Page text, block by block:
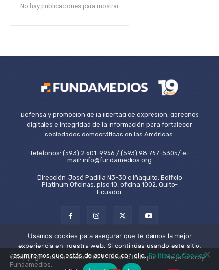
No hay publicaciones para mostrar
Defensa y promoción de la libertad de expresión, derechos
digitales e integridad de la información para fortalecer
sociedades democráticas en las Américas.
Teléfonos: (593) 2 601-9956 / (593) 98 767-5305/ e-
mail: info@fundamedios.org
Dirección: José Padilla N3-30 e Iñaquito, Edificio
Platinum Oficinas, piso 10, oficina 1002. Quito-
Ecuador
©Copyright Fundamedios 2021. Desarrollado por El Megáfono by
Fundamedios.
Usamos cookies para asegurar que te damos la mejor
experiencia en nuestra web. Si continúas usando este sitio,
asumiremos que estás de acuerdo con ello.Política de Cookies